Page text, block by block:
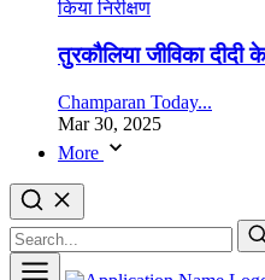
तुरकौलिया जीविका दीदी के
Champaran Today...
Mar 30, 2025
More